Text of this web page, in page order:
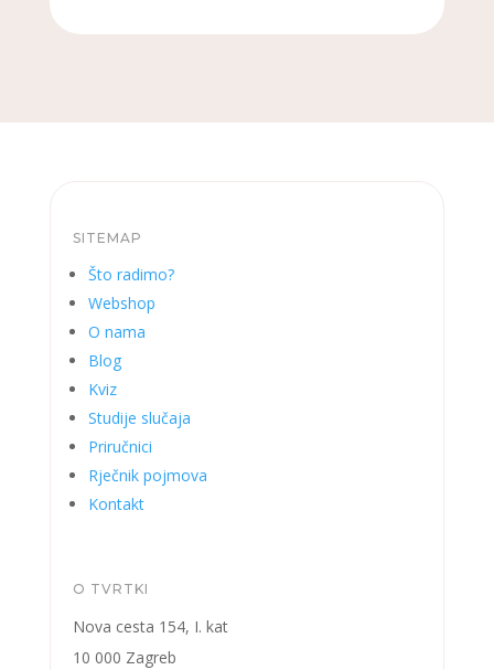
SITEMAP
Što radimo?
Webshop
O nama
Blog
Kviz
Studije slučaja
Priručnici
Rječnik pojmova
Kontakt
O TVRTKI
Nova cesta 154, I. kat
10 000 Zagreb